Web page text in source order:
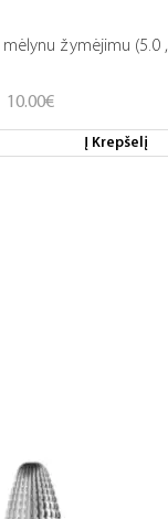
žymėjimu (5.0
10.00€
Į Krepšelį